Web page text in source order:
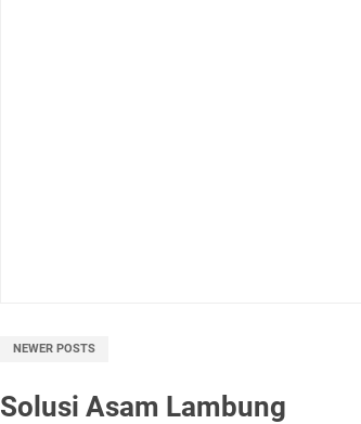
NEWER POSTS
Solusi Asam Lambung